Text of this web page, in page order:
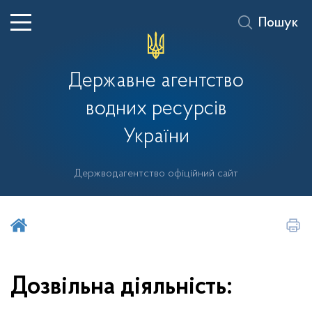
Державне агентство
водних ресурсів
України
Держводагентство офіційний сайт
Пошук
Дозвільна діяльність: